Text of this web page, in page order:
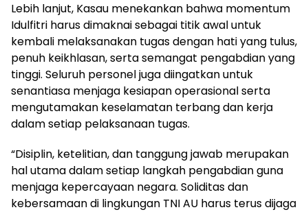
Lebih lanjut, Kasau menekankan bahwa momentum
Idulfitri harus dimaknai sebagai titik awal untuk
kembali melaksanakan tugas dengan hati yang tulus,
penuh keikhlasan, serta semangat pengabdian yang
tinggi. Seluruh personel juga diingatkan untuk
senantiasa menjaga kesiapan operasional serta
mengutamakan keselamatan terbang dan kerja
dalam setiap pelaksanaan tugas.
“Disiplin, ketelitian, dan tanggung jawab merupakan
hal utama dalam setiap langkah pengabdian guna
menjaga kepercayaan negara. Soliditas dan
kebersamaan di lingkungan TNI AU harus terus dijaga